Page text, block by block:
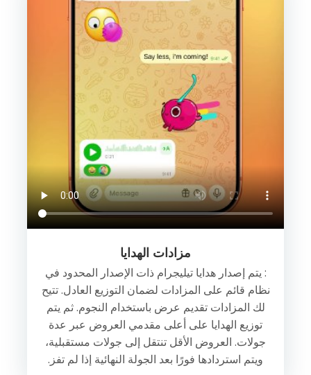
مزادات الهدايا
: يتم إصدار هدايا تيليجرام ذات الإصدار المحدود في
نظام قائم على المزادات لضمان التوزيع العادل. تتيح
لك المزادات تقديم عرض باستخدام النجوم. ثم يتم
توزيع الهدايا على أعلى مقدمي العروض عبر عدة
جولات. العروض الأقل تنتقل إلى جولات مستقبلية،
ويتم استردادها فورًا بعد الجولة النهائية إذا لم تفز.